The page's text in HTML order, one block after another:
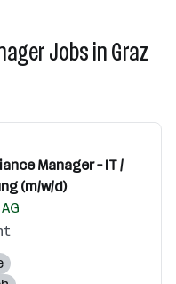
Jobs in Graz
Manager – IT /
(m/w/d)